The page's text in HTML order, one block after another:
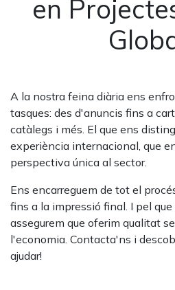
en
A la nostra feina diària ens
tasques: des d'anuncis fins a
catàlegs i més. El que ens
experiència internacional, que
perspectiva única al sector.
Ens encarreguem de tot el
fins a la impressió final. I pel que
assegurem que oferim qualitat
l'economia. Contacta'ns i
ajudar!